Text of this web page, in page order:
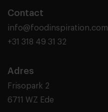
Contact
info@foodinspiration.com
+31 318 49 31 32
Adres
Frisopark 2
6711 WZ Ede